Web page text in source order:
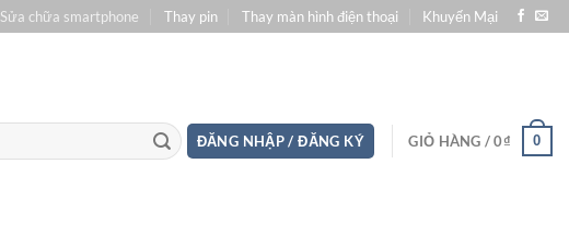
Sửa chữa smartphone Thay pin Thay màn hình điện thoại Khuyến Mại
ĐĂNG NHẬP / ĐĂNG KÝ GIỎ HÀNG /0₫ 0